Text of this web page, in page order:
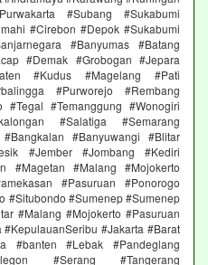
#Subang #Sukabumi
#Cirebon #Depok #Sukabumi
#Banyumas #Batang
#Demak #Grobogan #Jepara
#Kudus #Magelang #Pati
#Purworejo #Rembang
#Tegal #Temanggung #Wonogiri
#Salatiga #Semarang
#Banyuwangi #Blitar
#Jember #Jombang #Kediri
#Magetan #Malang #Mojokerto
#Pasuruan #Ponorogo
#Situbondo #Sumenep #Sumenep
#Malang #Mojokerto #Pasuruan
#Jakarta #Barat
#banten #Lebak #Pandeglang
#Serang #Tangerang